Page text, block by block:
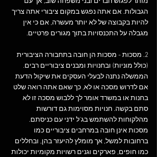
הגבולות. אם אתה נפגש במקום ציבורי אתה צריך
להיות בקבוצה של לא יותר מעשרה, אם כי אין
מגבלה על התכנסויות בתוך מגורים פרטיים.
2. מסכות - מסכות הן חובה בתחבורה הציבורית
(כולל מוניות) ובחנויות ומבנים ציבוריים רבים.
הממשלה נתנה לבעלי העסקים את שיקול הדעת
אם לדרוש מסכה או לא, כך שאם אתה רואה שלט
בחנות או במשרד אומר לך ללבוש מסכה זו לא
סתם בקשה. חנויות מסוימות גם דורשות
מהלקוחות להשתמש בג'ל ידני עם כניסתם.
מסכות אינן חובה במרחבים ציבוריים כמו
ברחובות למשל, אך מומלץ להיעזר בהן, ובחללים
כמו חופים, פארקים וגנים רשויות מקומיות יכולות